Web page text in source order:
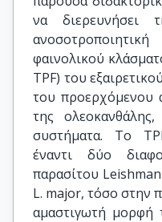
να διερευνήσει
φαινολικού
TPF) του
του προερχόμενου
της
συστήματα. Το
έναντι δύο
παρασίτου
L. major, τόσο στην
αμαστιγωτή μορφή